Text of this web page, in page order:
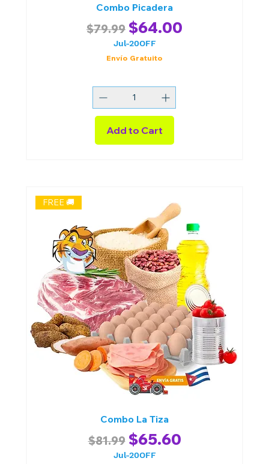
Combo Picadera
Regular Price
$79.99 Sale Price
$64.00
Jul-20OFF
Envío Gratuito
Add to Cart
FREE 🚚
Combo La Tiza
Regular Price
$81.99 Sale Price
$65.60
Jul-20OFF